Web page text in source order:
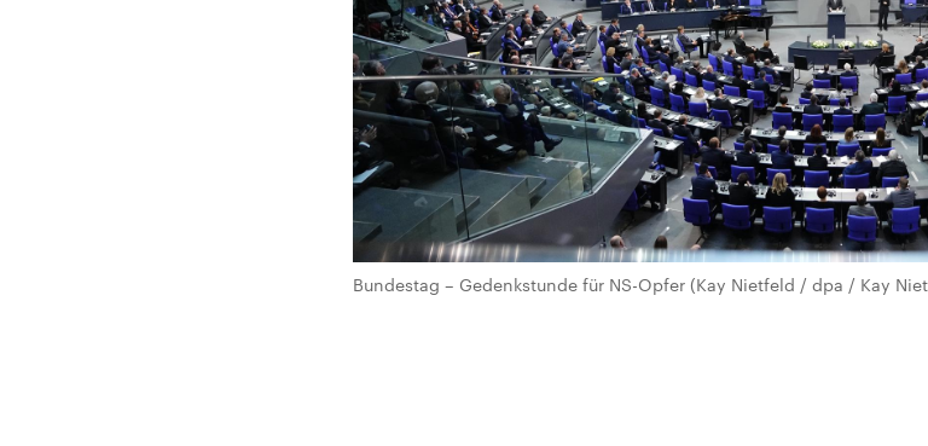
Bundestag – Gedenkstunde für NS-Opfer (Kay Nietfeld / dpa / Kay